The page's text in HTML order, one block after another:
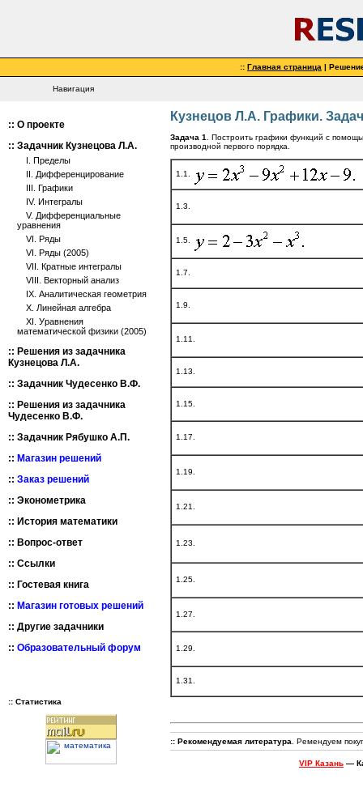
:: Главная страница |
Навигация
Кузнецов Л.А. Графики.
Задача 1
. Построить графики функций с
производной первого порядка.
1.1.
1.3.
1.5.
1.7.
1.9.
1.11.
1.13.
1.15.
1.17.
1.19.
1.21.
1.23.
1.25.
1.27.
1.29.
1.31.
:: Рекомендуемая литература . Ремендуем
VIP Казань —
:: О проекте
:: Задачник Кузнецова Л.А.
I. Пределы
II. Дифференцирование
III. Графики
IV. Интегралы
V. Дифференциальные
уравнения
VI. Ряды
VI. Ряды (2005)
VII. Кратные интегралы
VIII. Векторный анализ
IX. Аналитическая геометрия
X. Линейная алгебра
XI. Уравнения
математической физики (2005)
:: Решения из задачника
Кузнецова Л.А.
:: Задачник Чудесенко В.Ф.
:: Решения из задачника
Чудесенко В.Ф.
:: Задачник Рябушко А.П.
:: Магазин решений
:: Заказ решений
:: Эконометрика
:: История математики
:: Вопрос-ответ
:: Ссылки
:: Гостевая книга
:: Магазин готовых решений
:: Другие задачники
:: Образовательный форум
:: Статистика